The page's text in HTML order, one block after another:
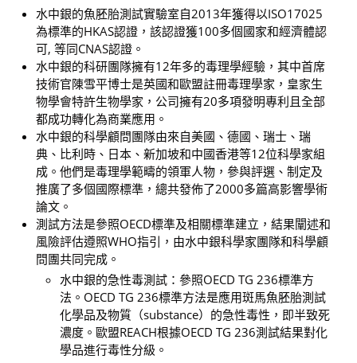
水中銀的魚胚胎測試實驗室自2013年獲得以ISO17025
為標準的HKAS認證，該認證獲100多個國家和經濟體認
可, 等同CNAS認證。
水中銀的科研團隊擁有12年多的毒理學經驗，其中首席
技術官陳雪平博士是英國和歐盟註冊毒理學家，皇家生
物學會特許生物學家，公司擁有20多項發明專利且全部
都成功轉化為商業應用。
水中銀的科學顧問團隊由來自美國、德國、瑞士、瑞
典、比利時、日本、新加坡和中國香港等12位科學家組
成。他們是毒理學範疇的領軍人物，參與評選、制定及
推廣了多個國際標準，總共發佈了2000多篇高影響學術
論文。
測試方法是參照OECD標準及相關標準建立，結果闡述和
風險評估遵照WHO指引，由水中銀科學家團隊和科學顧
問團共同完成。
水中銀的急性毒測試：參照OECD TG 236標準方
法。OECD TG 236標準方法是應用斑馬魚胚胎測試
化學品及物質（substance）的急性毒性，即半致死
濃度。歐盟REACH根據OECD TG 236測試結果對化
學品進行毒性分級。